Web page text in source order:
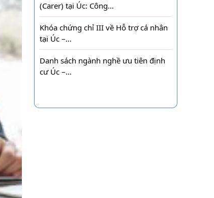
(Carer) tại Úc: Công…
Khóa chứng chỉ III về Hỗ trợ cá nhân
tại Úc –…
Danh sách ngành nghề ưu tiên định
cư Úc –…